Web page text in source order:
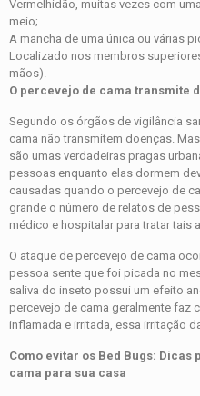
Vermelhidão, muitas vezes com
meio;
A mancha de uma única ou várias
Localizado nos membros
mãos).
O percevejo de cama transmite
Segundo os órgãos de vigilância
cama não transmitem doenças.
são umas verdadeiras pragas
pessoas enquanto elas dormem
causadas quando o percevejo de
grande o número de relatos de
médico e hospitalar para tratar tais
O ataque de percevejo de cama
pessoa sente que foi picada no
saliva do inseto possui um efeito
percevejo de cama geralmente faz
inflamada e irritada, essa irritação
Como evitar os Bed Bugs:
cama para sua casa